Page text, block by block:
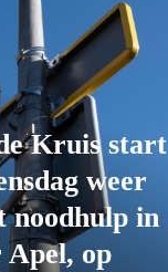
Kruis start
weer
noodhulp in
Apel, op